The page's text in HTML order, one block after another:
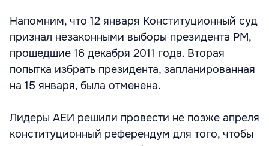
Напомним, что 12 января Конституционный суд
признал незаконными выборы президента РМ,
прошедшие 16 декабря 2011 года. Вторая
попытка избрать президента, запланированная
на 15 января, была отменена.
Лидеры АЕИ решили провести не позже апреля
конституционный референдум для того, чтобы